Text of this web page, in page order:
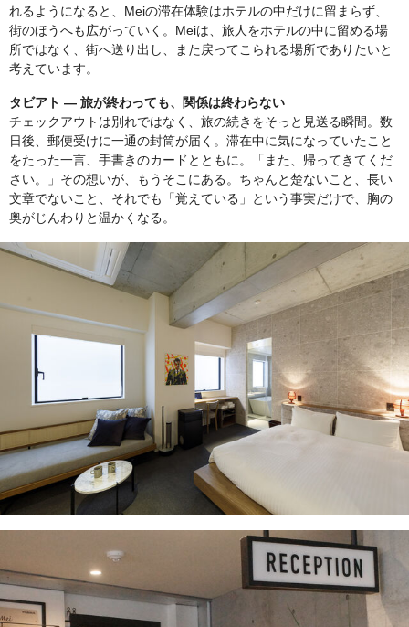
れるようになると、Meiの滞在体験はホテルの中だけに留まらず、
街のほうへも広がっていく。Meiは、旅人をホテルの中に留める場
所ではなく、街へ送り出し、また戻ってこられる場所でありたいと
考えています。
タビアト — 旅が終わっても、関係は終わらない
チェックアウトは別れではなく、旅の続きをそっと見送る瞬間。数
日後、郵便受けに一通の封筒が届く。滞在中に気になっていたこと
をたった一言、手書きのカードとともに。「また、帰ってきてくだ
さい。」その想いが、もうそこにある。ちゃんと楚ないこと、長い
文章でないこと、それでも「覚えている」という事実だけで、胸の
奥がじんわりと温かくなる。